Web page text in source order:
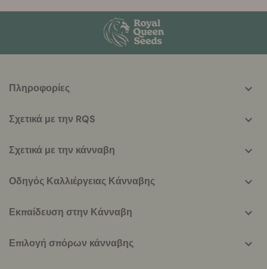
helpful
Πληροφορίες
Σχετικά με την RQS
Σχετικά με την κάνναβη
Οδηγός Καλλιέργειας Κάνναβης
Εκπαίδευση στην Κάνναβη
Επιλογή σπόρων κάνναβης